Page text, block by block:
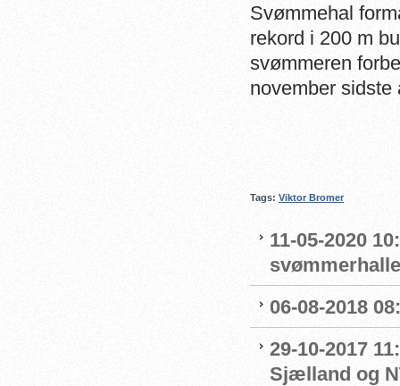
Svømmehal
rekord i 200 m
svømmeren
november sidste
Tags: Viktor Bromer
11-05-2020
06-08-2018
29-10-2017
Sjælland og